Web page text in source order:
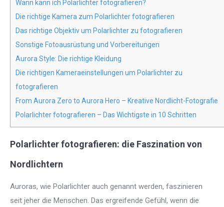
Wann kann ich Polarlichter fotografieren?
Die richtige Kamera zum Polarlichter fotografieren
Das richtige Objektiv um Polarlichter zu fotografieren
Sonstige Fotoausrüstung und Vorbereitungen
Aurora Style: Die richtige Kleidung
Die richtigen Kameraeinstellungen um Polarlichter zu
fotografieren
From Aurora Zero to Aurora Hero – Kreative Nordlicht-Fotografie
Polarlichter fotografieren – Das Wichtigste in 10 Schritten
Polarlichter fotografieren: die Faszination von
Nordlichtern
Auroras, wie Polarlichter auch genannt werden, faszinieren
seit jeher die Menschen. Das ergreifende Gefühl, wenn die